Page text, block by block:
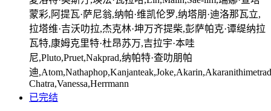
蒙彩,阿提瓦·萨尼翁,纳帕·维凯伦罗,纳塔朋·迪洛那瓦立,
拉塔维·吉沃叻拉,杰克林·坤万齐提柴,彭萨帕克·谭缇纳拉
瓦特,康姆克里特·杜昂苏万,吉拉宇·本哇
尼,Pluto,Pruet,Nakprad,纳帕特·查叻朋帕
迪
Chatra,Vanessa,Herrmann
已完结